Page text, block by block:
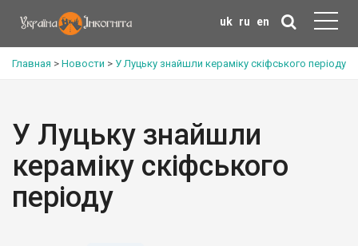
uk ru en
Главная > Новости > У Луцьку знайшли кераміку скіфського періоду
У Луцьку знайшли
кераміку скіфського
періоду